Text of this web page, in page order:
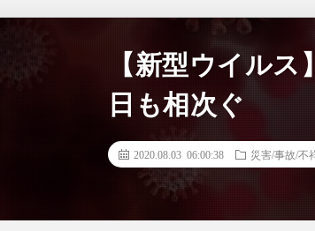
【新型ウイル
日も相次ぐ
2020.08.03 06:00:38 災害/事故/不